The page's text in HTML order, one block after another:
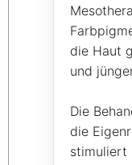
die Haut
und
Die
die
stimuliert